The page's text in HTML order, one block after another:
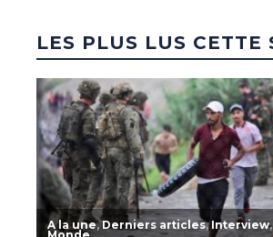
LES PLUS LUS CETTE